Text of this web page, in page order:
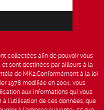
collectées afin de pouvoir vous
sont destinées par ailleurs à la
de MK2.Conformément à la loi
1978 modifiée en 2004, vous
aux informations qui vous
à l’utilisation de ces données, que